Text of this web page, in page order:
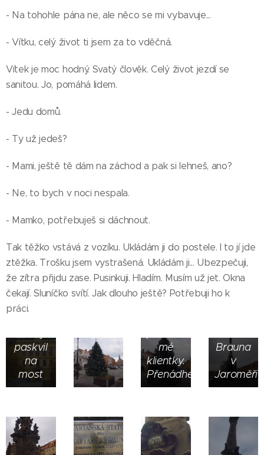
- Na tohohle pána ne, ale něco se mi vybavuje...
- Vítku, celý život ti jsem za to vděčná.
Vítek je moc hodný. Svatý člověk. Celý život jezdí se
sanitou. Jo, pomáhá lidem.
- Jedu domů.
- Ty už jedeš?
- Mami, ještě tě dám na záchod a pak si lehneš, ano?
- Ne, to bych v noci nespala.
- Mamko, potřebuješ si dáchnout.
Tak těžko vstává z vozíku. Ukládám ji do postele. I to jí jde
ztěžka. Trošku jsem vystrašená. Ukládám ji... Ubezpečuji,
že zítra přijdu zase. Pusinkuji. Hladím. Musím už jet. Okna
čekají. Sluníčko svítí. Jak dlouho ještě? Potřebuji ho k
práci.
jste
vlny?
hrál náš
starý
vyrobený
šikovnýma
rukama
našich
předků.
paskvil
na
most
Tenhle
krasavec
rostl do
mé
klientky.
Přenádherný!
Před
Mikuláše
na
výročí
Brauna
v
Jaroměři